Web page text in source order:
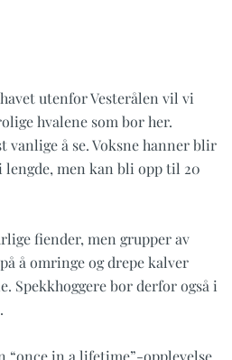
utenfor Vesterålen vil vi
hvalene som bor her.
vanlige å se. Voksne hanner blir
lengde, men kan bli opp til 20
fiender, men grupper av
å omringe og drepe kalver
Spekkhoggere bor derfor også i
“once in a lifetime”-opplevelse.